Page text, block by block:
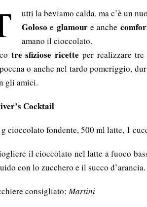
utti la beviamo calda, ma c’è un
Goloso e glamoure anche
amano il cioccolato.
tre sfiziose ricette per realizzare
o anche nel tardo pomeriggio,
gli amici.
Cocktail
cioccolato fondente, 500 ml latte, 1
il cioccolato nel latte a fuoco
con lo zucchero e il succo d’arancia.
consigliato:Martini